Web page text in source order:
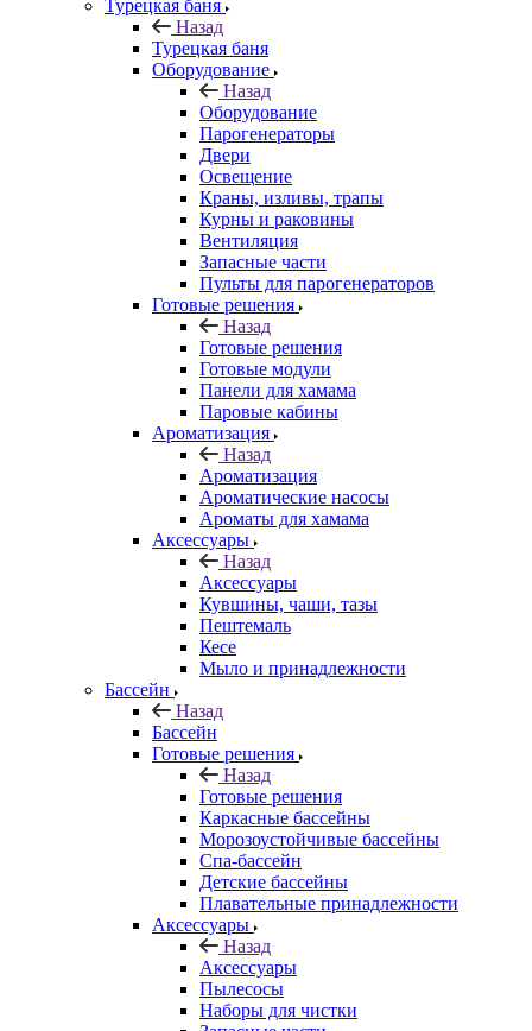
Турецкая баня
Назад
Турецкая баня
Оборудование
Назад
Оборудование
Парогенераторы
Двери
Освещение
Краны, изливы, трапы
Курны и раковины
Вентиляция
Запасные части
Пульты для парогенераторов
Готовые решения
Назад
Готовые решения
Готовые модули
Панели для хамама
Паровые кабины
Ароматизация
Назад
Ароматизация
Ароматические насосы
Ароматы для хамама
Аксессуары
Назад
Аксессуары
Кувшины, чаши, тазы
Пештемаль
Кесе
Мыло и принадлежности
Бассейн
Назад
Бассейн
Готовые решения
Назад
Готовые решения
Каркасные бассейны
Морозоустойчивые бассейны
Спа-бассейн
Детские бассейны
Плавательные принадлежности
Аксессуары
Назад
Аксессуары
Пылесосы
Наборы для чистки